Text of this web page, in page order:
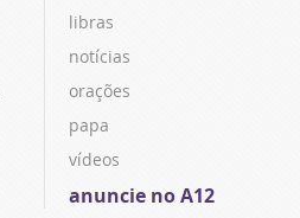
libras
notícias
orações
papa
vídeos
anuncie no A12